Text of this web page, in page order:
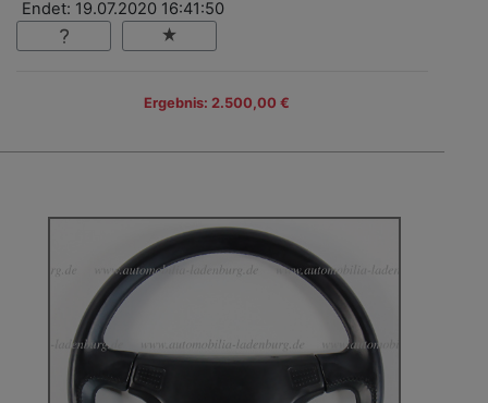
Endet: 19.07.2020 16:41:50
Ergebnis: 2.500,00 €